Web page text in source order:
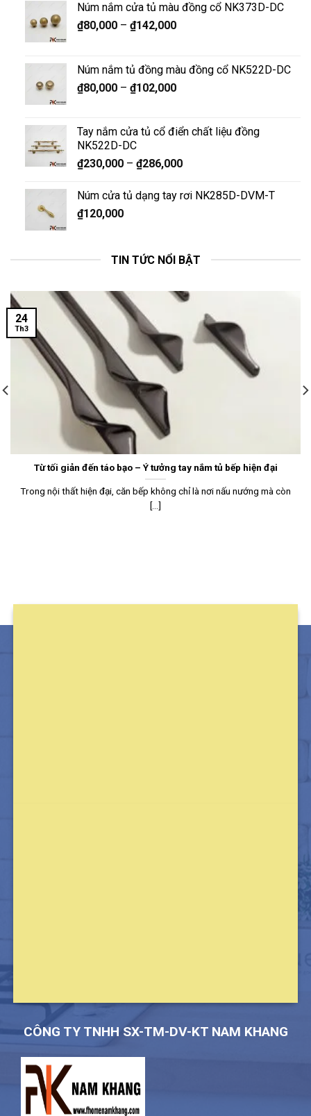
Núm nắm cửa tủ màu đồng cổ NK373D-DC
₫80,000– ₫142,000
Núm nắm tủ đồng màu đồng cổ NK522D-DC
₫80,000– ₫102,000
Tay nắm cửa tủ cổ điển chất liệu đồng
NK522D-DC
₫230,000– ₫286,000
Núm cửa tủ dạng tay rơi NK285D-DVM-T
₫120,000
TIN TỨC NỔI BẬT
Từ tối giản đến táo bạo – Ý tưởng tay nắm tủ bếp hiện đại
Trong nội thất hiện đại, căn bếp không chỉ là nơi nấu nướng mà còn
[...]
24
Th3
CÔNG TY TNHH SX-TM-DV-KT NAM KHANG